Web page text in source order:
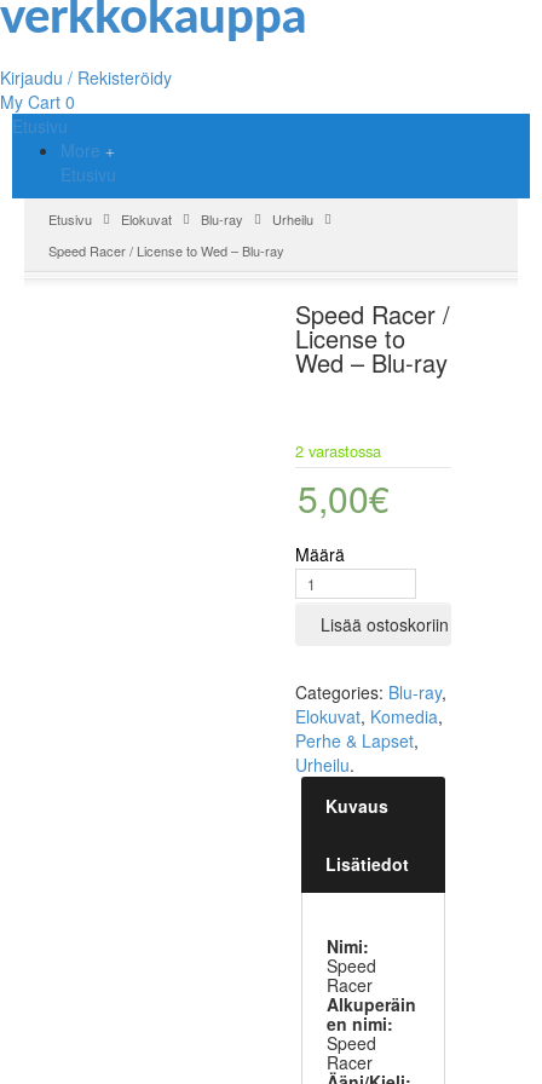
Kirjaudu / Rekisteröidy
My Cart 0
Etusivu
More
Etusivu
Etusivu Elokuvat Blu-ray
Urheilu
Speed Racer / License to Wed – Blu-ray
Speed Racer /
License to
Wed – Blu-ray
2 varastossa
5,00€
Määrä
Lisää ostoskoriin
Categories: Blu-ray,
Elokuvat, Komedia,
Perhe & Lapset,
Urheilu.
Kuvaus
Lisätiedot
Nimi:
Speed
Racer
Alkuperäin
en nimi:
Speed
Racer